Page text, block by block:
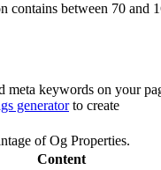
contains between 70 and
meta keywords on your
generatorto create
of Og Properties.
Content